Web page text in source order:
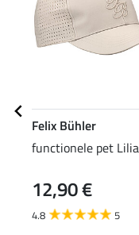
Felix Bühler
functionele pet Lilia
12,90 €
4.8 5